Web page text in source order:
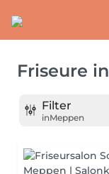
Friseure in
Filter
inMeppen